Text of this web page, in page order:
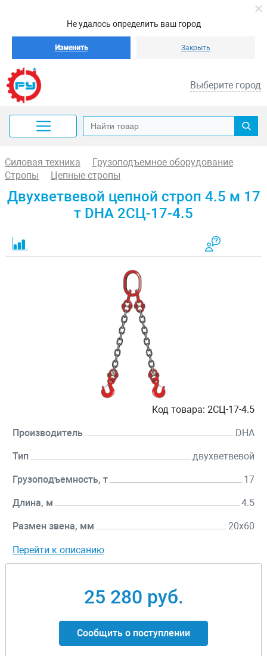
Не удалось определить ваш город
Изменить Закрыть
Выберите город
Силовая техника
Грузоподъемное оборудование
Стропы
Цепные стропы
Двухветвевой цепной строп 4.5 м 17
т DHA 2СЦ-17-4.5
Код товара: 2СЦ-17-4.5
Производитель DHA
Тип двухветвевой
Грузоподъемность, т 17
Длина, м 4.5
Размен звена, мм 20х60
Перейти к описанию
25 280 руб.
Сообщить о поступлении